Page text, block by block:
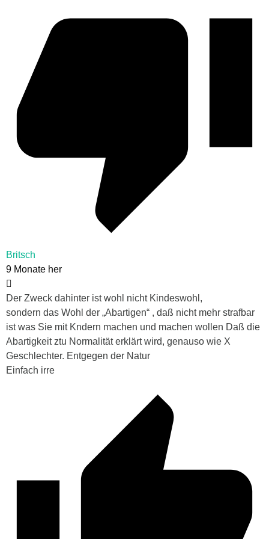
Britsch
9 Monate her
Der Zweck dahinter ist wohl nicht Kindeswohl,
sondern das Wohl der „Abartigen“ , daß nicht mehr strafbar
ist was Sie mit Kndern machen und machen wollen Daß die
Abartigkeit ztu Normalität erklärt wird, genauso wie X
Geschlechter. Entgegen der Natur
Einfach irre